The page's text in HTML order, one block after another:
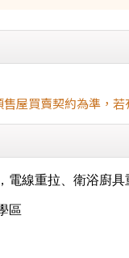
屋買賣契約為準，若